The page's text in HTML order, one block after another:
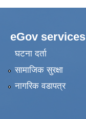
eGov services
घटना दर्ता
सामाजिक सुरक्षा
नागरिक वडापत्र